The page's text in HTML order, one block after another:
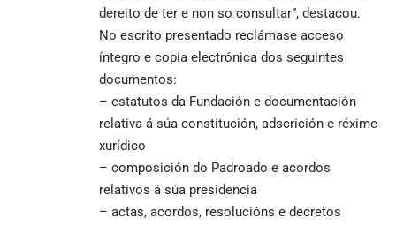
dereito de ter e non so consultar”, destacou.
No escrito presentado reclámase acceso
íntegro e copia electrónica dos seguintes
documentos:
– estatutos da Fundación e documentación
relativa á súa constitución, adscrición e réxime
xurídico
– composición do Padroado e acordos
relativos á súa presidencia
– actas, acordos, resolucións e decretos